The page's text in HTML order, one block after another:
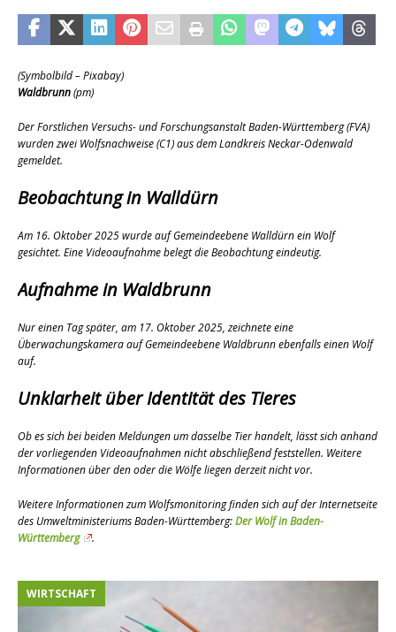
(Symbolbild – Pixabay)
Waldbrunn(pm)
Der Forstlichen Versuchs- und Forschungsanstalt Baden-Württemberg (FVA)
wurden zwei Wolfsnachweise (C1) aus dem Landkreis Neckar-Odenwald
gemeldet.
Beobachtung in Walldürn
Am 16. Oktober 2025 wurde auf Gemeindeebene Walldürn ein Wolf
gesichtet. Eine Videoaufnahme belegt die Beobachtung eindeutig.
Aufnahme in Waldbrunn
Nur einen Tag später, am 17. Oktober 2025, zeichnete eine
Überwachungskamera auf Gemeindeebene Waldbrunn ebenfalls einen Wolf
auf.
Unklarheit über Identität des Tieres
Ob es sich bei beiden Meldungen um dasselbe Tier handelt, lässt sich anhand
der vorliegenden Videoaufnahmen nicht abschließend feststellen. Weitere
Informationen über den oder die Wölfe liegen derzeit nicht vor.
Weitere Informationen zum Wolfsmonitoring finden sich auf der Internetseite
des Umweltministeriums Baden-Württemberg:Der Wolf in Baden-
Württemberg
.
WIRTSCHAFT